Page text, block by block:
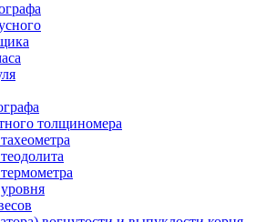
толщиномера